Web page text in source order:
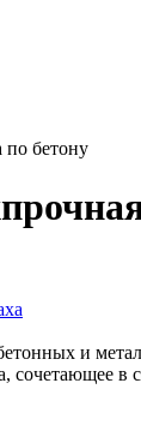
по бетону
и
сочетающее в